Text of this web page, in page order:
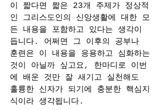
이 짧다면 짧은 23개 주제가 정상적
인 그리스도인의 신앙생활에 대한 모
든 내용을 포함하고 있다는 생각이
듭니다. 어쩌면 그 이후의 공부나
훈련은 이 내용을 응용하고 심화하는
것이 아닐까 싶고요, 한마디로 이번
에 배운 것만 잘 새기고 실천해도
훌륭한 신자가 되기에 충분한 핵심지
식이라 생각됩니다.